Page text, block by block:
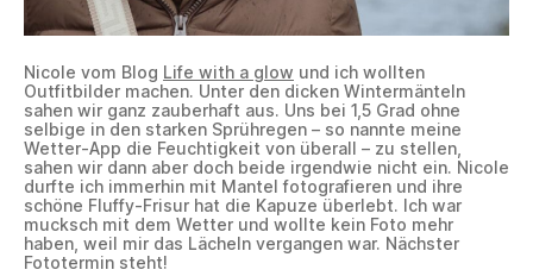
Nicole vom Blog Life with a glow und ich wollten
Outfitbilder machen. Unter den dicken Wintermänteln
sahen wir ganz zauberhaft aus. Uns bei 1,5 Grad ohne
selbige in den starken Sprühregen – so nannte meine
Wetter-App die Feuchtigkeit von überall – zu stellen,
sahen wir dann aber doch beide irgendwie nicht ein. Nicole
durfte ich immerhin mit Mantel fotografieren und ihre
schöne Fluffy-Frisur hat die Kapuze überlebt. Ich war
mucksch mit dem Wetter und wollte kein Foto mehr
haben, weil mir das Lächeln vergangen war. Nächster
Fototermin steht!